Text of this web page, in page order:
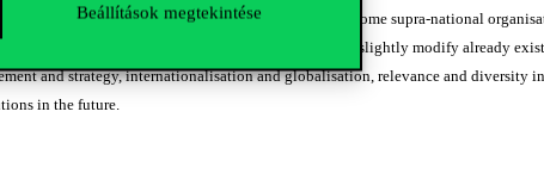
Beállítások megtekintése
than short-term crisis management. In fact, notably some supra-national
are uninspiring and just call for speeding up and slightly modify already
and strategy, internationalisation and globalisation, relevance and diversity
in the future.